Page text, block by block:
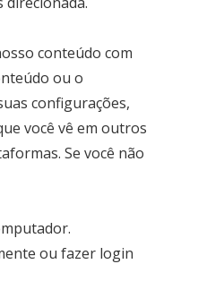
conteúdo com
ou o
configurações,
você vê em outros
Se você não
ou fazer login